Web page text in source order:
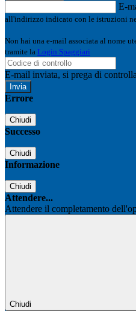
E-
all'indirizzo indicato con le istruzioni
Non hai una e-mail associata al nome
tramite la Login Spaggiari
E-mail inviata, si prega di
Errore
Chiudi
Successo
Chiudi
Informazione
Chiudi
Attendere...
Attendere il completamento
Chiudi